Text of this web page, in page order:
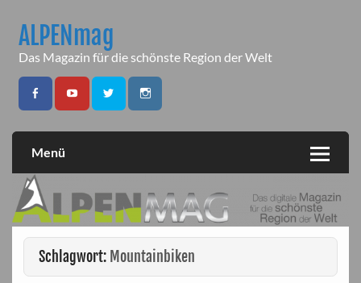
contentALPENmag
Das Magazin für die schönste Region der Welt
Menü
Schlagwort: Mountainbiken